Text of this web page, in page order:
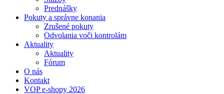
Prednášky
Pokuty a správne konania
Zrušené pokuty
Odvolania voči kontrolám
Aktuality
Aktuality
Fórum
O nás
Kontakt
VOP e-shopy 2026